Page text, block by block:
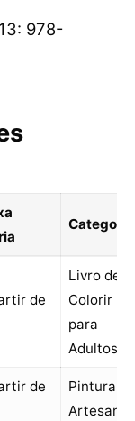
978-
Categoria
de
Livro de
Colorir
para
Adultos
de
Pintura e